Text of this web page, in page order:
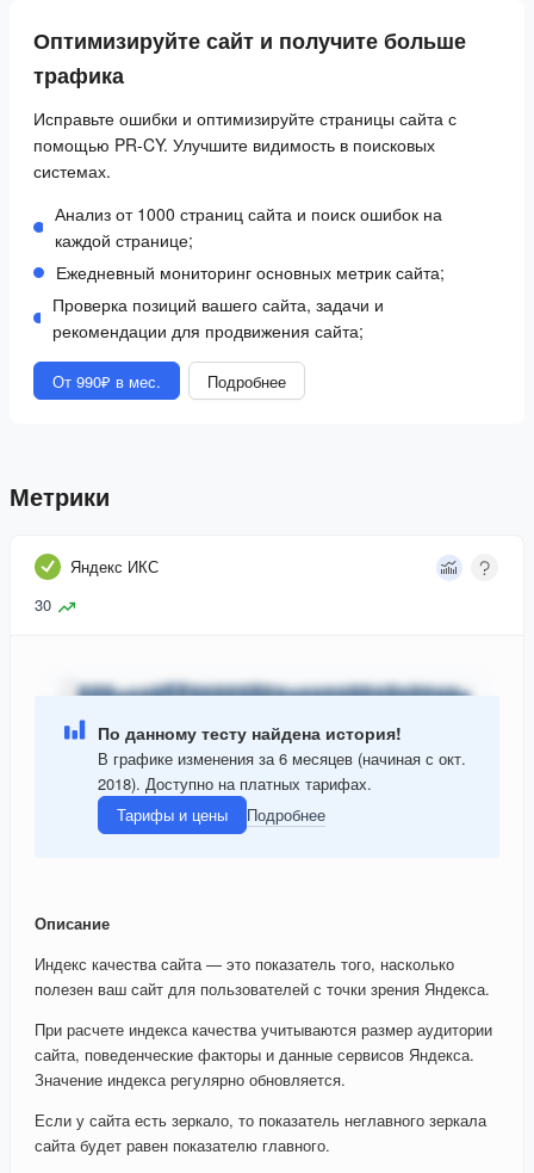
Оптимизируйте сайт и получите больше
трафика
Исправьте ошибки и оптимизируйте страницы сайта с
помощью PR-CY. Улучшите видимость в поисковых
системах.
Анализ от 1000 страниц сайта и поиск ошибок на
каждой странице;
Ежедневный мониторинг основных метрик сайта;
Проверка позиций вашего сайта, задачи и
рекомендации для продвижения сайта;
От 990₽ в мес. Подробнее
Метрики
Яндекс ИКС
30
По данному тесту найдена история!
В графике изменения за 6 месяцев (начиная с окт.
2018). Доступно на платных тарифах.
Тарифы и цены
Подробнее
Описание
Индекс качества сайта — это показатель того, насколько
полезен ваш сайт для пользователей с точки зрения Яндекса.
При расчете индекса качества учитываются размер аудитории
сайта, поведенческие факторы и данные сервисов Яндекса.
Значение индекса регулярно обновляется.
Если у сайта есть зеркало, то показатель неглавного зеркала
сайта будет равен показателю главного.